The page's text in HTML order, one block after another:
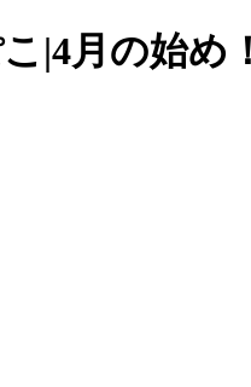
|4月の始め！